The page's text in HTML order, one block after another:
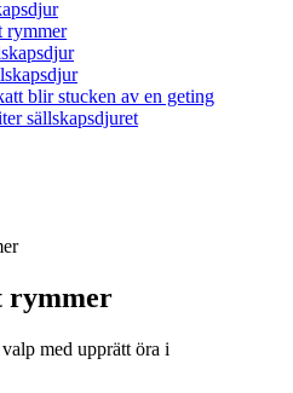
rymmer
blir stucken av en geting
sällskapsdjuret
rymmer